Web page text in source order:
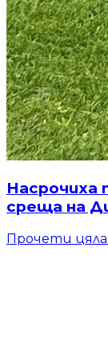
Насрочиха
среща на
Прочети